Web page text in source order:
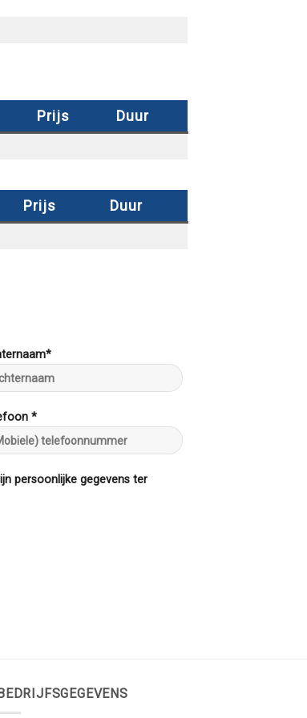
Prijs Duur
Prijs Duur
*
persoonlijke gegevens ter